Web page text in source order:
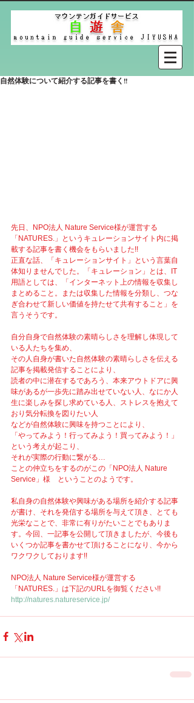
自然体験について紹介する記事を書く!!
先日、NPO法人 Nature Service様が運営する
「NATURES.」というキュレーションサイト内に掲
載する記事を書く機会をもらいました!!
正直な話、「キュレーションサイト」という言葉自
体知りませんでした。「キュレーション」とは、IT
用語としては、「インターネット上の情報を収集し
まとめること。または収集した情報を分類し、つな
ぎ合わせて新しい価値を持たせて共有すること」を
言うそうです。
自分自身で自然体験の素晴らしさを理解し体現して
いる人たちを集め、
その人自身が書いた自然体験の素晴らしさを伝える
記事を掲載発信することにより、
読者の中に潜在するであろう、本来アウトドアに興
味があるが一歩先に踏み出せていない人、なにか人
生に楽しみを探し求めている人、ストレスを抱えて
おり気分転換を図りたい人
などが自然体験に興味を持つことにより、
「やってみよう！行ってみよう！買ってみよう！」
という考えが起こり、
それが実際の行動に繋がる…
ことの仲立ちをするのがこの「NPO法人 Nature
Service」様　ということのようです。
私自身の自然体験や興味がある場所を紹介する記事
が書け、それを発信する場所を与えて頂き、とても
光栄なことで、非常に有りがたいことでもありま
す。今回、一記事を公開して頂きましたが、今後も
いくつか記事を書かせて頂けることになり、今から
ワクワクしております!!
NPO法人 Nature Service様が運営する
「NATURES.」は下記のURLを御覧ください!!
http://natures.natureservice.jp/